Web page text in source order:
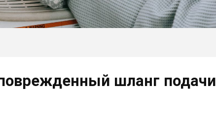
шланг подачи